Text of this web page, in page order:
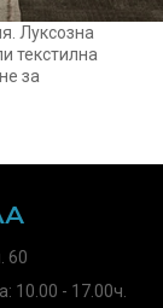
Луксозна
текстилна
за
60
10.00 - 17.00ч.